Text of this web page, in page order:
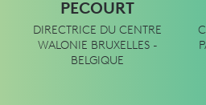
PECOURT
DIRECTRICE DU CENTRE
WALONIE BRUXELLES -
BELGIQUE